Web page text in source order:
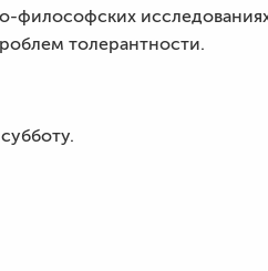
философских
толерантности.